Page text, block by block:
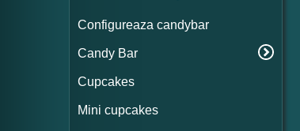
Configureaza candybar
Candy Bar
Cupcakes
Mini cupcakes